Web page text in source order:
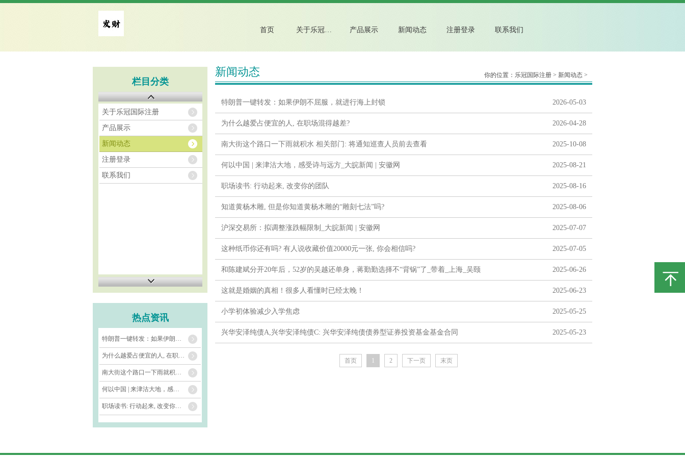
首页 关于乐冠国际注册 产品展示 新闻动态 注册登录 联系我们
栏目分类
关于乐冠国际注册
产品展示
新闻动态
注册登录
联系我们
热点资讯
特朗普一键转发：如果伊朗不屈服，就进行海上封锁
为什么越爱占便宜的人, 在职场混得越差?
南大街这个路口一下雨就积水 相关部门: 将通知巡查人员前去查看
何以中国 | 来津沽大地，感受诗与远方_大皖新闻 | 安徽网
职场读书: 行动起来, 改变你的团队
新闻动态 你的位置： 乐冠国际注册 > 新闻动态 >
特朗普一键转发：如果伊朗不屈服，就进行海上封锁 2026-05-03
为什么越爱占便宜的人, 在职场混得越差? 2026-04-28
南大街这个路口一下雨就积水 相关部门: 将通知巡查人员前去查看 2025-10-08
何以中国 | 来津沽大地，感受诗与远方_大皖新闻 | 安徽网 2025-08-21
职场读书: 行动起来, 改变你的团队 2025-08-16
知道黄杨木雕, 但是你知道黄杨木雕的“雕刻七法”吗? 2025-08-06
沪深交易所：拟调整涨跌幅限制_大皖新闻 | 安徽网 2025-07-07
这种纸币你还有吗? 有人说收藏价值20000元一张, 你会相信吗? 2025-07-05
和陈建斌分开20年后，52岁的吴越还单身，蒋勤勤选择不“背锅”了_带着_上海_吴颐 2025-06-26
这就是婚姻的真相！很多人看懂时已经太晚！ 2025-06-23
小学初体验减少入学焦虑 2025-05-25
兴华安泽纯债A,兴华安泽纯债C: 兴华安泽纯债债券型证券投资基金基金合同 2025-05-23
首页 1 2 下一页 末页